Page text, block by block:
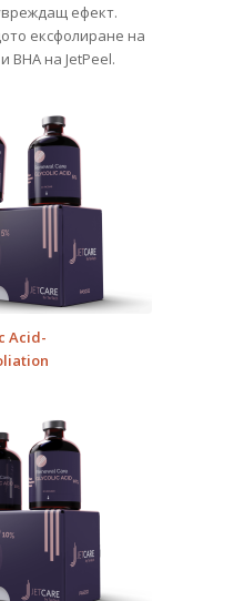
ефект.
ексфолиране на
BHA на JetPeel.
Acid-